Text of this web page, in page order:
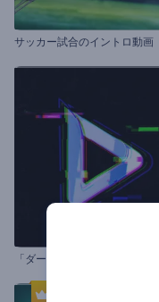
サッカー試合のイントロ動画
「ダーク・グリッチ」ロゴ動画